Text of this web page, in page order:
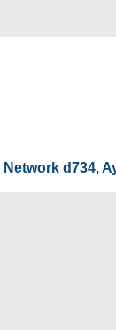
d734,